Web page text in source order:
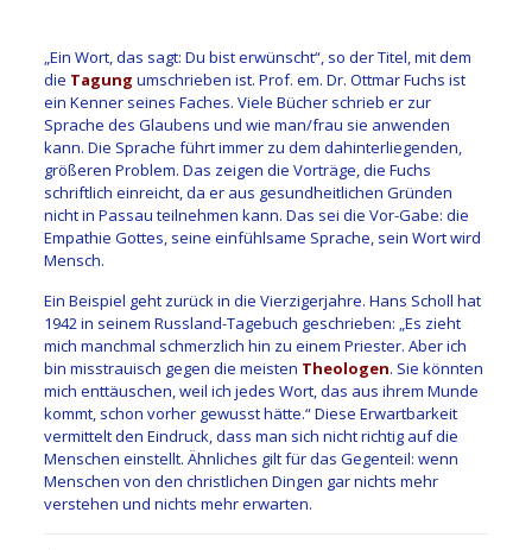
„Ein Wort, das sagt: Du bist erwünscht“, so der Titel, mit dem
die Tagung umschrieben ist. Prof. em. Dr. Ottmar Fuchs ist
ein Kenner seines Faches. Viele Bücher schrieb er zur
Sprache des Glaubens und wie man/frau sie anwenden
kann. Die Sprache führt immer zu dem dahinterliegenden,
größeren Problem. Das zeigen die Vorträge, die Fuchs
schriftlich einreicht, da er aus gesundheitlichen Gründen
nicht in Passau teilnehmen kann. Das sei die Vor-Gabe: die
Empathie Gottes, seine einfühlsame Sprache, sein Wort wird
Mensch.
Ein Beispiel geht zurück in die Vierzigerjahre. Hans Scholl hat
1942 in seinem Russland-Tagebuch geschrieben: „Es zieht
mich manchmal schmerzlich hin zu einem Priester. Aber ich
bin misstrauisch gegen die meisten Theologen. Sie könnten
mich enttäuschen, weil ich jedes Wort, das aus ihrem Munde
kommt, schon vorher gewusst hätte.“ Diese Erwartbarkeit
vermittelt den Eindruck, dass man sich nicht richtig auf die
Menschen einstellt. Ähnliches gilt für das Gegenteil: wenn
Menschen von den christlichen Dingen gar nichts mehr
verstehen und nichts mehr erwarten.